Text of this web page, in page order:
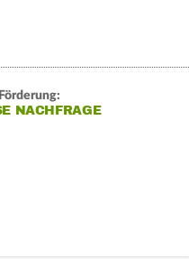
NACHFRAGE